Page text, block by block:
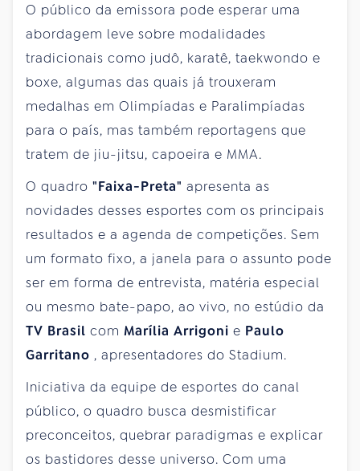
O público da emissora pode esperar uma
abordagem leve sobre modalidades
tradicionais como judô, karatê, taekwondo e
boxe, algumas das quais já trouxeram
medalhas em Olimpíadas e Paralimpíadas
para o país, mas também reportagens que
tratem de jiu-jitsu, capoeira e MMA.
O quadro "Faixa-Preta" apresenta as
novidades desses esportes com os principais
resultados e a agenda de competições. Sem
um formato fixo, a janela para o assunto pode
ser em forma de entrevista, matéria especial
ou mesmo bate-papo, ao vivo, no estúdio da
TV Brasil com Marília Arrigoni e Paulo
Garritano , apresentadores do Stadium.
Iniciativa da equipe de esportes do canal
público, o quadro busca desmistificar
preconceitos, quebrar paradigmas e explicar
os bastidores desse universo. Com uma